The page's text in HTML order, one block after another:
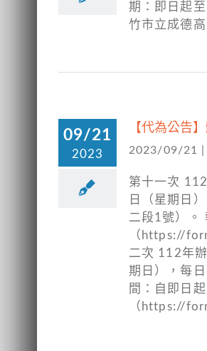
期：即日起
竹市立成德
09/21
2023
【代為公告
2023/09/21
第十一次
日（星期日
二段1號）。
（https://
二次 112年
期日），每
間：自即日
（https://